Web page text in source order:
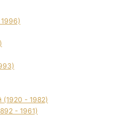
(1920 - 1982)
- 1961)